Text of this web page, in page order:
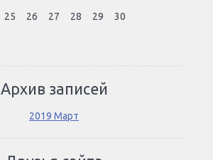
25 26 27 28 29
30
Архив записей
2019 Март